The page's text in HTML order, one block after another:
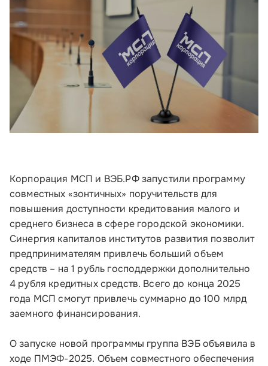
Корпорация МСП и ВЭБ.РФ запустили программу
совместных «зонтичных» поручительств для
повышения доступности кредитования малого и
среднего бизнеса в сфере городской экономики.
Синергия капиталов институтов развития позволит
предпринимателям привлечь больший объем
средств – на 1 рубль господдержки дополнительно
4 рубля кредитных средств. Всего до конца 2025
года МСП смогут привлечь суммарно до 100 млрд
заемного финансирования.
О запуске новой программы группа ВЭБ объявила в
ходе ПМЭФ-2025. Объем совместного обеспечения